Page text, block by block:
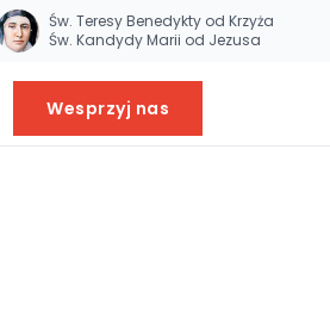
Św. Teresy Benedykty od Krzyża
Św. Kandydy Marii od Jezusa
Wesprzyj nas